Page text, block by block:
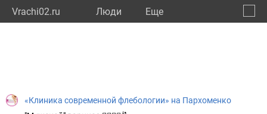
Vrachi02.ru Люди Eще
«Клиника современной флебологии» на Пархоменко